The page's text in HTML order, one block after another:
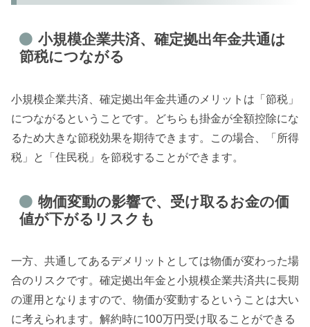
小規模企業共済、確定拠出年金共通は
節税につながる
小規模企業共済、確定拠出年金共通のメリットは「節税」
につながるということです。どちらも掛金が全額控除にな
るため大きな節税効果を期待できます。この場合、「所得
税」と「住民税」を節税することができます。
物価変動の影響で、受け取るお金の価
値が下がるリスクも
一方、共通してあるデメリットとしては物価が変わった場
合のリスクです。確定拠出年金と小規模企業共済共に長期
の運用となりますので、物価が変動するということは大い
に考えられます。解約時に100万円受け取ることができる